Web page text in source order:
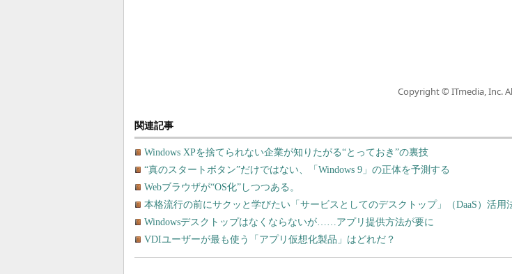
Copyright © ITmedia, Inc.
関連記事
Windows XPを捨てられない企業が知りたがる“とっておき”の裏技
“真のスタートボタン”だけではない、「Windows 9」の正体を予測する
Webブラウザが“OS化”しつつある。
本格流行の前にサクッと学びたい「サービスとしてのデスクトップ」（DaaS）活用
Windowsデスクトップはなくならないが……アプリ提供方法が要に
VDIユーザーが最も使う「アプリ仮想化製品」はどれだ？